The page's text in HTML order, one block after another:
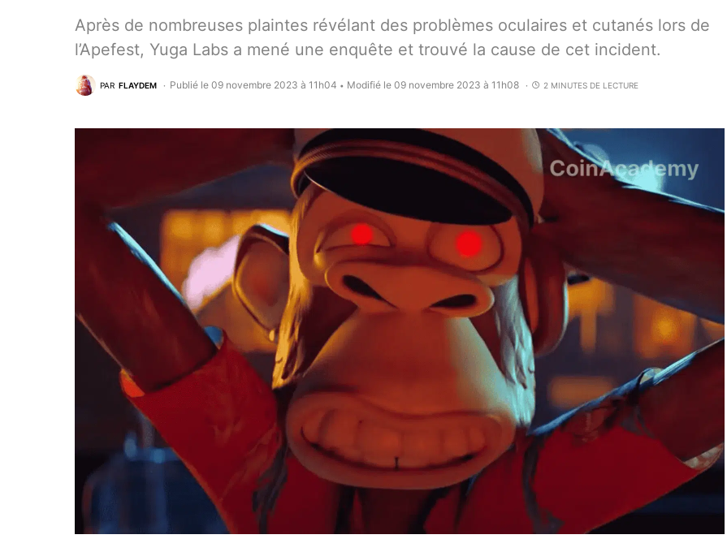
Après de nombreuses plaintes révélant des problèmes oculaires et cutanés lors de
l’Apefest, Yuga Labs a mené une enquête et trouvé la cause de cet incident.
PAR FLAYDEM Publié le 09 novembre 2023 à 11h04 • Modifié le 09 novembre 2023 à 11h08 2 MINUTES DE LECTURE